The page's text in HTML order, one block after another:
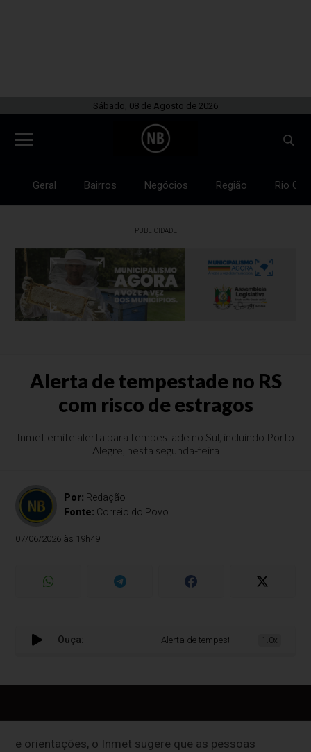
Sábado, 08 de Agosto de 2026
Geral Bairros Negócios Região Rio
PUBLICIDADE
Alerta de tempestade no RS
com risco de estragos
Inmet emite alerta para tempestade no Sul, incluindo Porto
Alegre, nesta segunda-feira
Por: Redação
Fonte: Correio do Povo
07/06/2026 às 19h49
Ouça: Alerta de tempestade no RS com risco
1.0x
e orientações, o Inmet sugere que as pessoas